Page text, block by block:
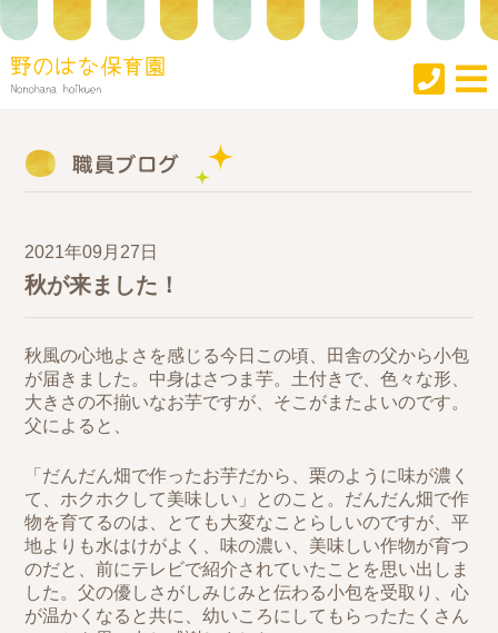
2021年09月27日
秋が来ました！
秋風の心地よさを感じる今日この頃、田舎の父から小包
が届きました。中身はさつま芋。土付きで、色々な形、
大きさの不揃いなお芋ですが、そこがまたよいのです。
父によると、
「だんだん畑で作ったお芋だから、栗のように味が濃く
て、ホクホクして美味しい」とのこと。だんだん畑で作
物を育てるのは、とても大変なことらしいのですが、平
地よりも水はけがよく、味の濃い、美味しい作物が育つ
のだと、前にテレビで紹介されていたことを思い出しま
した。父の優しさがしみじみと伝わる小包を受取り、心
が温かくなると共に、幼いころにしてもらったたくさん